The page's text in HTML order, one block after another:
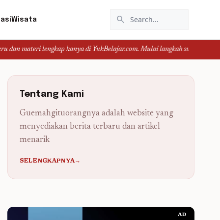
Wisata search
hanya di YukBelajar.com. Mulai langkah suksesmu hari ini! • Mau
Tentang Kami
Guemahgituorangnya adalah website yang
menyediakan berita terbaru dan artikel
menarik
SELENGKAPNYA→
AD